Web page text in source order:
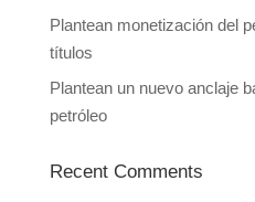
Plantean monetización del
títulos
Plantean un nuevo anclaje
petróleo
Recent Comments